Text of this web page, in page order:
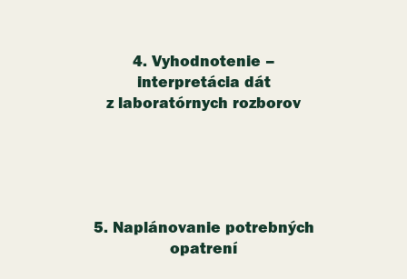
4. Vyhodnotenie –
interpretácia dát
z laboratórnych rozborov
5. Naplánovanie potrebných
opatrení